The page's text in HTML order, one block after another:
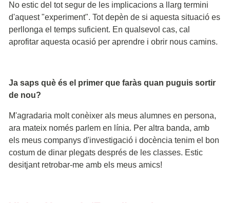
No estic del tot segur de les implicacions a llarg termini
d'aquest "experiment". Tot depèn de si aquesta situació es
perllonga el temps suficient. En qualsevol cas, cal
aprofitar aquesta ocasió per aprendre i obrir nous camins.
Ja saps què és el primer que faràs quan puguis sortir
de nou?
M'agradaria molt conèixer als meus alumnes en persona,
ara mateix només parlem en línia. Per altra banda, amb
els meus companys d'investigació i docència tenim el bon
costum de dinar plegats després de les classes. Estic
desitjant retrobar-me amb els meus amics!